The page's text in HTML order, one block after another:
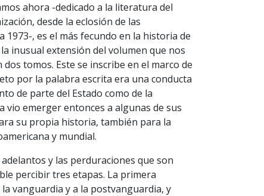
ahora -dedicado a la literatura del
desde la eclosión de las
1973-, es el más fecundo en la historia de
inusual extensión del volumen que nos
tomos. Este se inscribe en el marco de
por la palabra escrita era una conducta
de parte del Estado como de la
emerger entonces a algunas de sus
su propia historia, también para la
y mundial.
y las perduraciones que son
percibir tres etapas. La primera
vanguardia y a la postvanguardia, y